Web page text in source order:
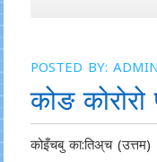
POSTED BY: ADMIN
कोङ
कोइँचबु का:तिअ्च (उत्तम)